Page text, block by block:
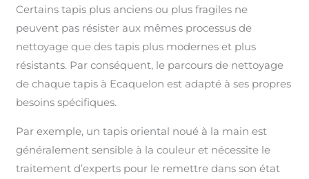
Certains tapis plus anciens ou plus fragiles ne
peuvent pas résister aux mêmes processus de
nettoyage que des tapis plus modernes et plus
résistants. Par conséquent, le parcours de nettoyage
de chaque tapis à Ecaquelon est adapté à ses propres
besoins spécifiques.
Par exemple, un tapis oriental noué à la main est
généralement sensible à la couleur et nécessite le
traitement d’experts pour le remettre dans son état